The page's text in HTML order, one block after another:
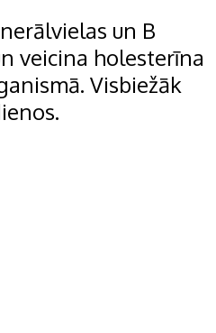
un B
veicina holesterīna
Visbiežāk